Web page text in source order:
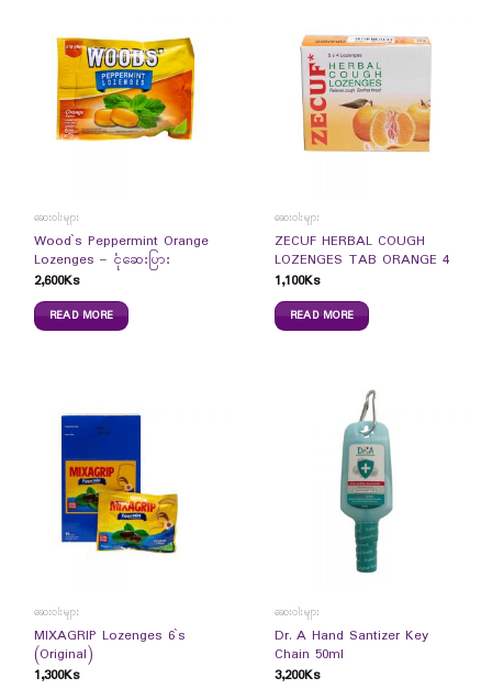
ဆေးဝါးများ
Wood`s Peppermint Orange
Lozenges – ငုံဆေးပြား
2,600Ks
READ MORE
ဆေးဝါးများ
ZECUF HERBAL COUGH
LOZENGES TAB ORANGE 4
1,100Ks
READ MORE
ဆေးဝါးများ
MIXAGRIP Lozenges 6`s
(Original)
1,300Ks
ဆေးဝါးများ
Dr. A Hand Santizer Key
Chain 50ml
3,200Ks